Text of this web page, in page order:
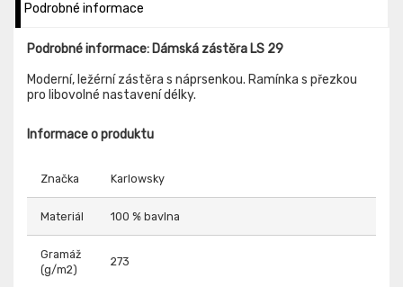
Podrobné informace
Podrobné informace: Dámská zástěra LS 29
Moderní, ležérní zástěra s náprsenkou. Ramínka s přezkou
pro libovolné nastavení délky.
Informace o produktu
Značka Karlowsky
Materiál 100 % bavlna
Gramáž
(g/m2)
273